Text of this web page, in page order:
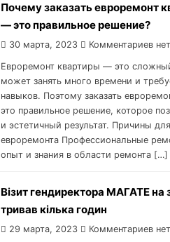
Почему заказать евроремонт
— это правильное решение?
30 марта, 2023 Комментариев нет
Евроремонт квартиры — это
может занять много времени и
навыков. Поэтому заказать
это правильное решение, которое
и эстетичный результат. Причины
евроремонта Профессиональные
опыт и знания в области ремонта […]
Візит гендиректора МАГАТЕ на
тривав кілька годин
29 марта, 2023 Комментариев нет